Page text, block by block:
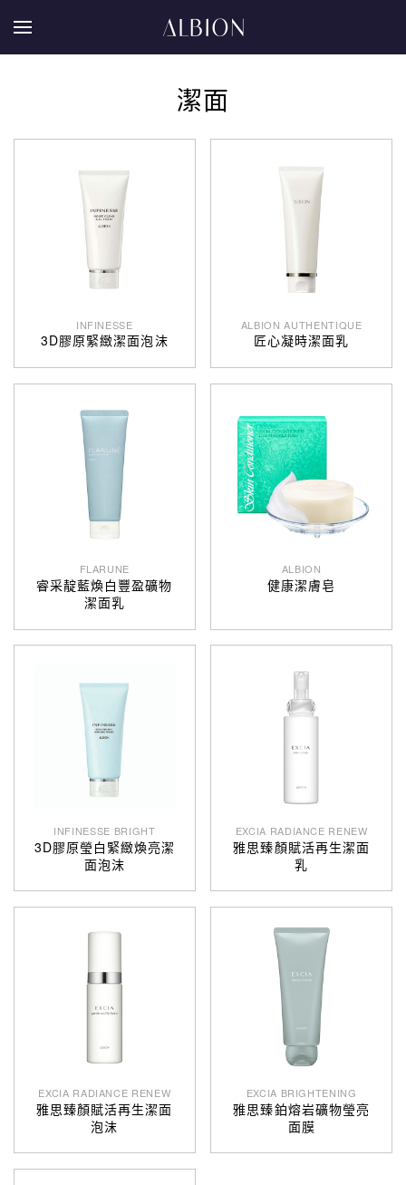
潔面
INFINESSE
3D膠原緊緻潔面泡沫
ALBION AUTHENTIQUE
匠心凝時潔面乳
FLARUNE
睿采靛藍煥白豐盈礦物
潔面乳
ALBION
健康潔膚皂
INFINESSE BRIGHT
3D膠原瑩白緊緻煥亮潔
面泡沫
EXCIA RADIANCE RENEW
雅思臻顏賦活再生潔面
乳
EXCIA RADIANCE RENEW
雅思臻顏賦活再生潔面
泡沫
EXCIA BRIGHTENING
雅思臻鉑熔岩礦物瑩亮
面膜